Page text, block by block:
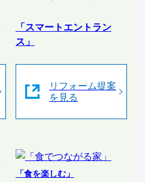
「スマートエントラン
ス」
リフォーム提案
を見る
「食を楽しむ」